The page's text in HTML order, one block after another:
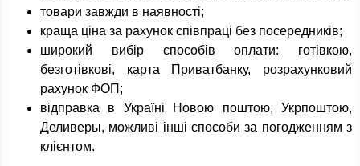
товари завжди в наявності;
краща ціна за рахунок співпраці без посередників;
широкий вибір способів оплати: готівкою,
безготівкові, карта Приватбанку, розрахунковий
рахунок ФОП;
відправка в Україні Новою поштою, Укрпоштою,
Деливеры, можливі інші способи за погодженням з
клієнтом.